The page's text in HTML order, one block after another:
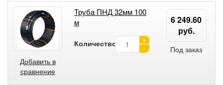
Добавить в
сравнение
Труба ПНД 32мм 100
м
Количество:
+
-
6 249.60
руб.
Под заказ